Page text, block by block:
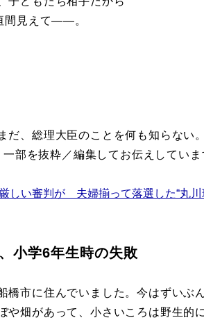
間見えて――。
、総理大臣のことを何も知らない
部を抜粋／編集してお伝えしていま
厳しい審判が 夫婦揃って落選した“丸
小学6年生時の失敗
市に住んでいました。今はずいぶ
や畑があって、小さいころは野生